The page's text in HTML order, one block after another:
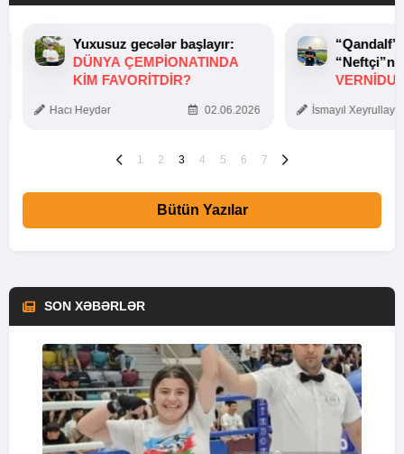
Yuxusuz gecələr başlayır:
DÜNYA ÇEMPIONATINDA
KIM FAVORITDIR?
Hacı Heydər 02.06.2026 İsmayıl
1 2 3 4 5 6 7
Bütün Yazılar
SON XƏBƏRLƏR